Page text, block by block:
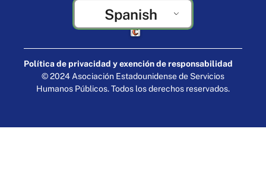
Spanish
Elaborado por Cornershop Creative
Política de privacidad y exención de responsabilidad
© 2024 Asociación Estadounidense de Servicios
Humanos Públicos. Todos los derechos reservados.